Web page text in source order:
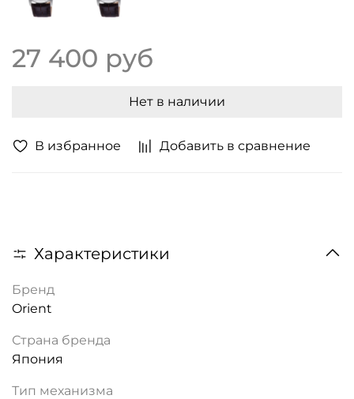
В избранное Добавить в сравнение
27 400 руб
Нет в наличии
Характеристики
Бренд
Orient
Страна бренда
Япония
Тип механизма